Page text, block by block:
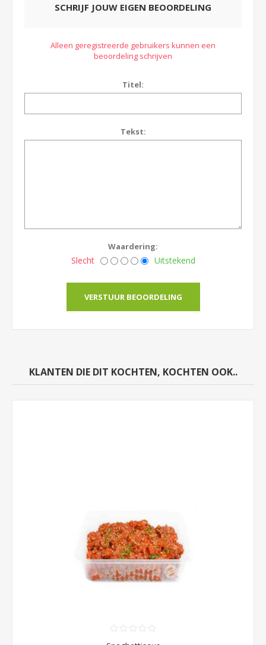
SCHRIJF JOUW EIGEN BEOORDELING
Alleen geregistreerde gebruikers kunnen een
beoordeling schrijven
Titel:
Tekst:
Waardering:
Slecht Uitstekend
KLANTEN DIE DIT KOCHTEN, KOCHTEN OOK..